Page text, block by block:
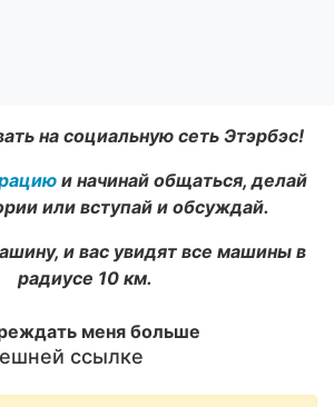
на социальную сеть Этэрбэс!
и начинай общаться, делай
или вступай и обсуждай.
и вас увидят все машины в
радиусе 10 км.
ссылке
меня больше